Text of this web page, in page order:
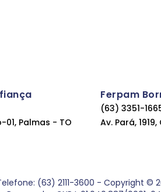
01, Palmas - TO
Ferpam
(63) 3351-
Av. Pará,
- Telefone: (63) 2111-3600 -